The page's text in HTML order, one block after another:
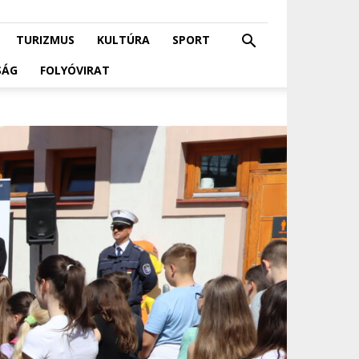
TURIZMUS KULTÚRA
SPORT
FOLYÓVIRAT